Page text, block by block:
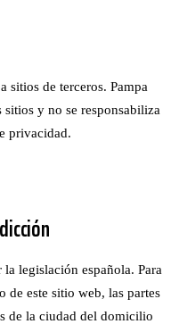
sitios de terceros. Pampa
y no se responsabiliza
privacidad.
legislación española. Para
de este sitio web, las partes
de la ciudad del domicilio